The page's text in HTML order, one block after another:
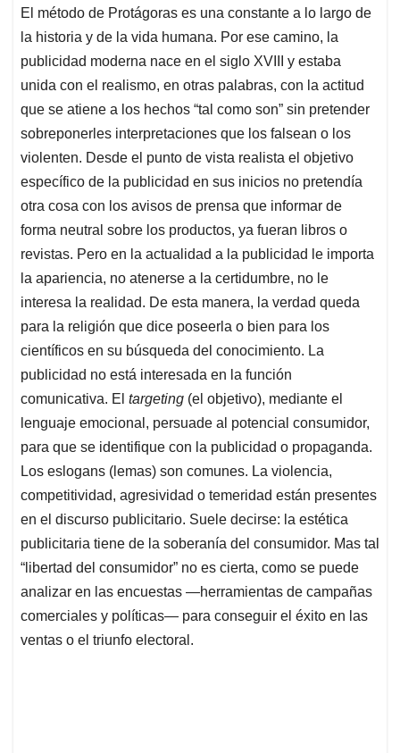
El método de Protágoras es una constante a lo largo de
la historia y de la vida humana. Por ese camino, la
publicidad moderna nace en el siglo XVIII y estaba
unida con el realismo, en otras palabras, con la actitud
que se atiene a los hechos “tal como son” sin pretender
sobreponerles interpretaciones que los falsean o los
violenten. Desde el punto de vista realista el objetivo
específico de la publicidad en sus inicios no pretendía
otra cosa con los avisos de prensa que informar de
forma neutral sobre los productos, ya fueran libros o
revistas. Pero en la actualidad a la publicidad le importa
la apariencia, no atenerse a la certidumbre, no le
interesa la realidad. De esta manera, la verdad queda
para la religión que dice poseerla o bien para los
científicos en su búsqueda del conocimiento. La
publicidad no está interesada en la función
comunicativa. El targeting (el objetivo), mediante el
lenguaje emocional, persuade al potencial consumidor,
para que se identifique con la publicidad o propaganda.
Los eslogans (lemas) son comunes. La violencia,
competitividad, agresividad o temeridad están presentes
en el discurso publicitario. Suele decirse: la estética
publicitaria tiene de la soberanía del consumidor. Mas tal
“libertad del consumidor” no es cierta, como se puede
analizar en las encuestas —herramientas de campañas
comerciales y políticas— para conseguir el éxito en las
ventas o el triunfo electoral.